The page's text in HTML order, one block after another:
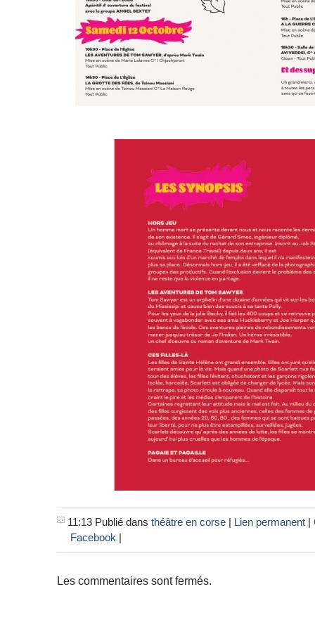
11:13 Publié dans théâtre en corse | Lien permanent |
Facebook |
Les commentaires sont fermés.